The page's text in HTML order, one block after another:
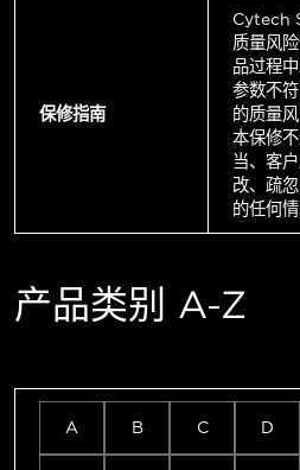
保修指南
Cytech
质量风
品过程
参数不
的质量风
本保修
当、客
改、疏
的任何情
产品类别 A-Z
A B C D